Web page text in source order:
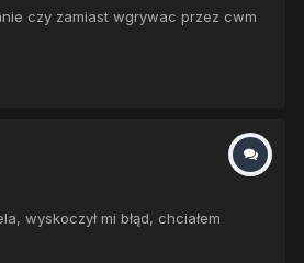
czy zamiast wgrywac przez cwm
wyskoczył mi błąd, chciałem